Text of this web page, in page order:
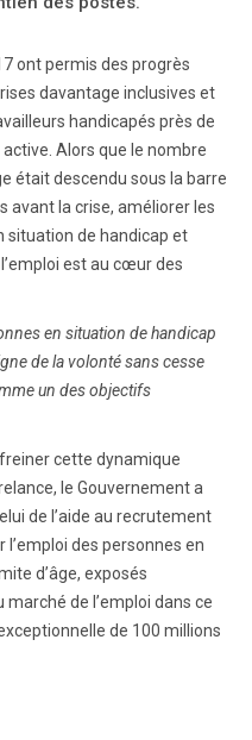
ont permis des progrès
davantage inclusives et
handicapés près de
Alors que le nombre
était descendu sous la barre
avant la crise, améliorer les
situation de handicap et
est au cœur des
en situation de handicap
de la volonté sans cesse
un des objectifs
cette dynamique
le Gouvernement a
de l’aide au recrutement
des personnes en
d’âge, exposés
de l’emploi dans ce
de 100 millions